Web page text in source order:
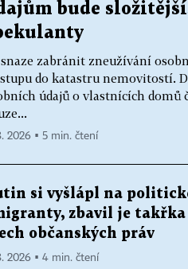
bude
snaze zabránit zneužívání
do katastru nemovitostí.
údajů o vlastnících
2026 ▪ 5 min. čtení
si vyšlápl na
zbavil je takřka
občanských práv
2026 ▪ 4 min. čtení